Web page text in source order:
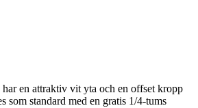
har en attraktiv vit yta och en offset kropp
standard med en gratis 1/4-tums